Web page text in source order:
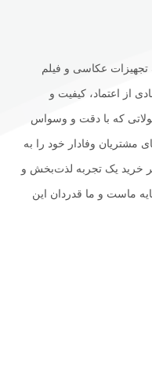
تجهیزات عکاسی و فیلم
از اعتماد، کیفیت و
که با دقت و وسواس
مشتریان وفادار خود را به
هر خرید یک تجربه لذت‌بخش و
ماست و ما قدردان این